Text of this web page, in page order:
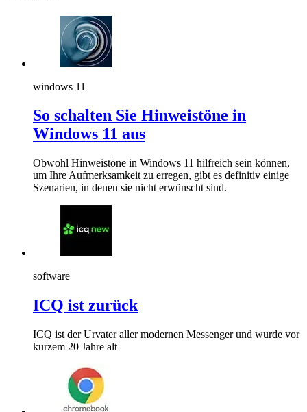
windows 11
So schalten Sie Hinweistöne in
Windows 11 aus
Obwohl Hinweistöne in Windows 11 hilfreich sein können,
um Ihre Aufmerksamkeit zu erregen, gibt es definitiv einige
Szenarien, in denen sie nicht erwünscht sind.
software
ICQ ist zurück
ICQ ist der Urvater aller modernen Messenger und wurde vor
kurzem 20 Jahre alt